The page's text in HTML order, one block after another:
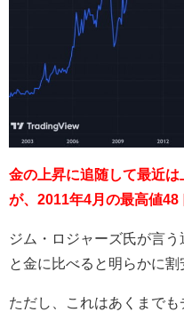
金の上昇に追随して最近
が、2011年4月の最高値48
ジム・ロジャーズ氏が言
と金に比べると明らかに割
ただし、これはあくまでも